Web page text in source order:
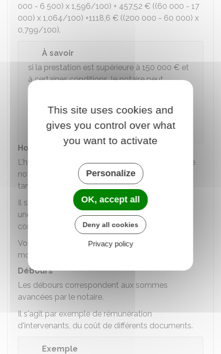
000 - 6 500) x 1,596/100) + 457,52 € ((60 000 - 17
000) x 1,064/100) +1118,6 € ((200 000 - 60 000) x
0,799/100).
À savoir
si la prestation est supérieure à 150 000 € et
à certaines conditions, le notaire peut
remise doit profiter à tous ses clients de la
même manière.
Honoraire
L'honoraire correspond à la somme perçue par le
notaire en contrepartie d'une prestation dont le
tarif n'est pas réglementé.
Il s'agit par exemple d'une consultation juridique,
une vente d'un fonds de commerce, un bail
commercial.
Vous déterminez librement avec le notaire le
montant de l'honoraire.
Débours
Les débours correspondent aux sommes
avancées par le notaire.
Il s'agit par exemple de rémunération
d'intervenants, du coût de différents documents.
Exemple
This site uses cookies and
gives you control over what
you want to activate
Personalize
OK, accept all
Deny all cookies
Privacy policy